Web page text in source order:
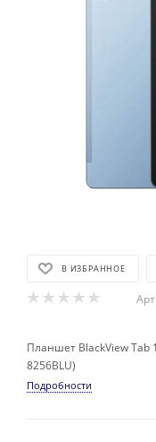
В ИЗБРАННОЕ
Планшет BlackView Tab
8256BLU)
Подробности